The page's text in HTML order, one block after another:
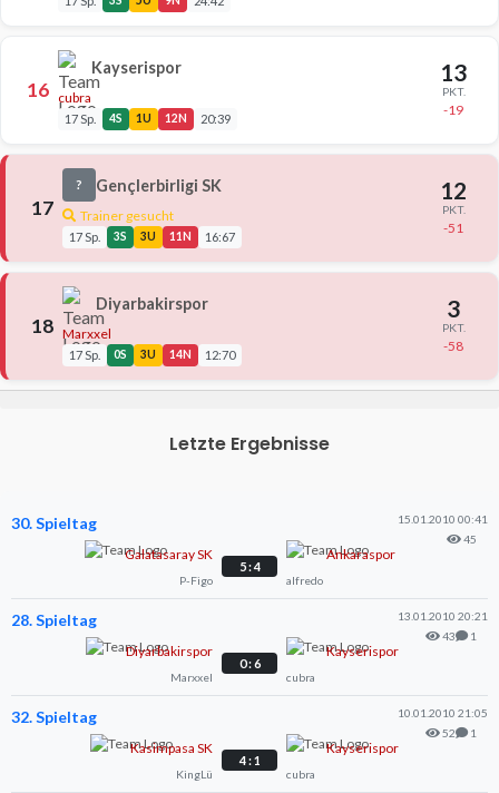
16
Kayserispor
cubra
17 Sp. 4S 1U 12N 20:39
13
PKT.
-19
17
? Gençlerbirligi SK
Trainer gesucht
17 Sp. 3S 3U 11N 16:67
12
PKT.
-51
18
Diyarbakirspor
Marxxel
17 Sp. 0S 3U 14N 12:70
3
PKT.
-58
Letzte Ergebnisse
30. Spieltag
15.01.2010 00:41
45
Galatasaray SK
P-Figo
5 : 4
Ankaraspor
alfredo
28. Spieltag
13.01.2010 20:21
43
1
Diyarbakirspor
Marxxel
0 : 6
Kayserispor
cubra
32. Spieltag
10.01.2010 21:05
52
1
Kasimpasa SK
KingLü
4 : 1
Kayserispor
cubra